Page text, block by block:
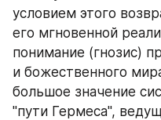
условием этого
его мгновенной
понимание (гнозис)
и божественного
большое значение
"пути Гермеса",